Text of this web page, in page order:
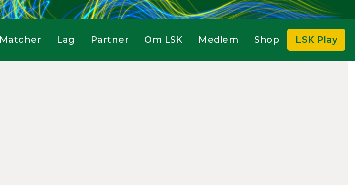
Matcher Lag Partner Om LSK Medlem Shop LSK Play